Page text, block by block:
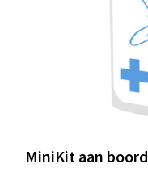
MiniKit aan boord